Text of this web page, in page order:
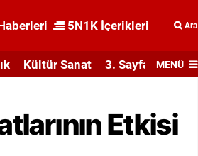
5N1K İçerikleri Ara
Kültür Sanat 3. Sayfa MENÜ
Etkisi